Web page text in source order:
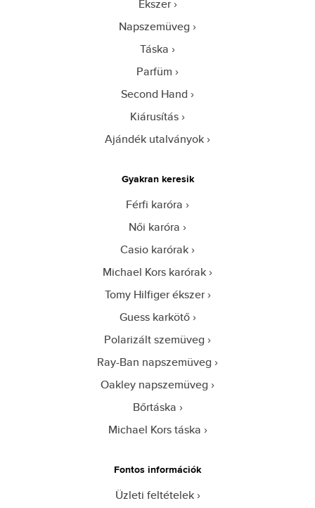
Ékszer
Napszemüveg
Táska
Parfüm
Second Hand
Kiárusítás
Ajándék utalványok
Gyakran keresik
Férfi karóra
Női karóra
Casio karórak
Michael Kors karórak
Tomy Hilfiger ékszer
Guess karkötő
Polarizált szemüveg
Ray-Ban napszemüveg
Oakley napszemüveg
Bőrtáska
Michael Kors táska
Fontos információk
Üzleti feltételek